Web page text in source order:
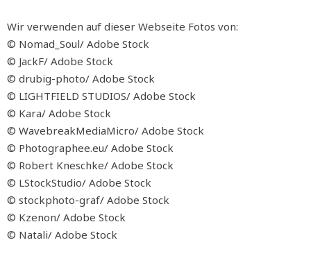
Wir verwenden auf dieser Webseite Fotos von:
© Nomad_Soul/ Adobe Stock
© JackF/ Adobe Stock
© drubig-photo/ Adobe Stock
© LIGHTFIELD STUDIOS/ Adobe Stock
© Kara/ Adobe Stock
© WavebreakMediaMicro/ Adobe Stock
© Photographee.eu/ Adobe Stock
© Robert Kneschke/ Adobe Stock
© LStockStudio/ Adobe Stock
© stockphoto-graf/ Adobe Stock
© Kzenon/ Adobe Stock
© Natali/ Adobe Stock